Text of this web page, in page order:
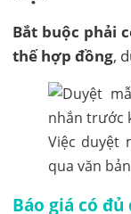
Bắt buộc phải
thế hợp đồng,
Việc duyệt
qua văn
Báo giá có